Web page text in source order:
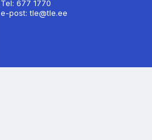
Tel: 677 1770
e-post: tle@tle.ee